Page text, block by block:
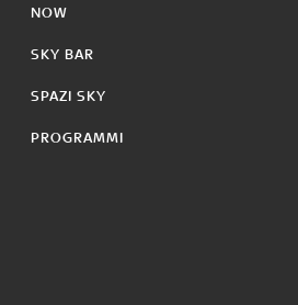
NOW
SKY BAR
SPAZI SKY
PROGRAMMI